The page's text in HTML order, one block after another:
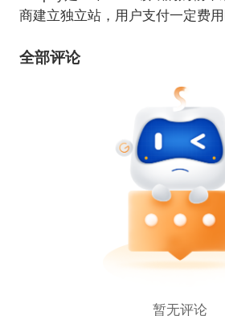
商建立独立站，用户支付一定费
全部评论
暂无评论